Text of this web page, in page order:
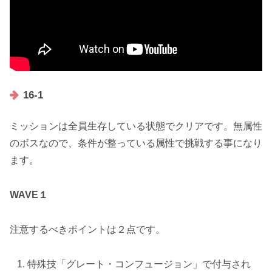
16-1
ミッションは全員生存している状態でクリアです。無属性
のボスなので、条件が整っている属性で挑戦する事になり
ます。
WAVE１
注意するべきポイントは２点です。
特殊技「グレート・コンフュージョン」で付与され